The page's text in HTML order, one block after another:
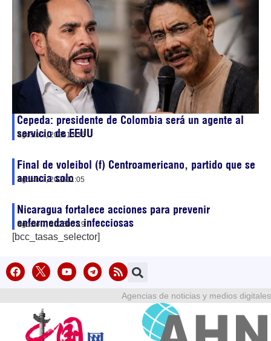
Cepeda: presidente de Colombia será un agente al
servicio de EEUU
agosto 7, 202613:35
Final de voleibol (f) Centroamericano, partido que se
anuncia solo
agosto 7, 202611:05
Nicaragua fortalece acciones para prevenir
enfermedades infecciosas
agosto 7, 202606:19
[bcc_tasas_selector]
Agencias de noticias y medios digitales